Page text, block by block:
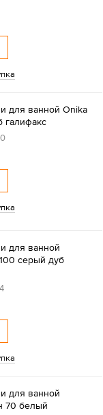
для ванной Onika
галифакс
для ванной
серый дуб
для ванной
70 белый